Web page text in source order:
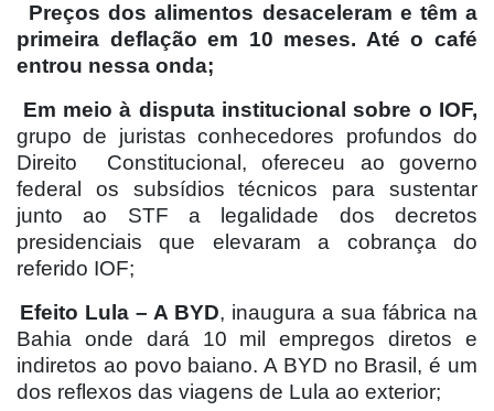
Preços dos alimentos desaceleram e têm a
primeira deflação em 10 meses. Até o café
entrou nessa onda;
Em meio à disputa institucional sobre o IOF,
grupo de juristas conhecedores profundos do
Direito
Constitucional, ofereceu ao governo
federal os subsídios técnicos para sustentar
junto ao STF a legalidade dos decretos
presidenciais que elevaram a cobrança do
referido IOF;
Efeito Lula – A BYD, inaugura a sua fábrica na
Bahia onde dará 10 mil empregos diretos e
indiretos ao povo baiano. A BYD no Brasil, é um
dos reflexos das viagens de Lula ao exterior;